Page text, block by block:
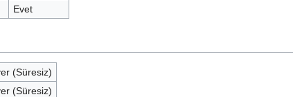
Evet
(Süresiz)
(Süresiz)